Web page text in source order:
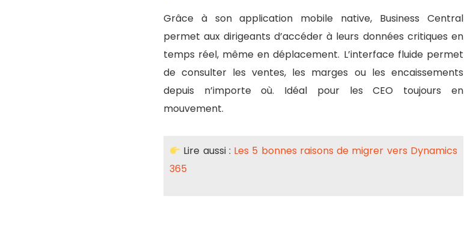
Grâce à son application mobile native, Business Central
permet aux dirigeants d’accéder à leurs données critiques en
temps réel, même en déplacement. L’interface fluide permet
de consulter les ventes, les marges ou les encaissements
depuis n’importe où. Idéal pour les CEO toujours en
mouvement.
Lire aussi : Les 5 bonnes raisons de migrer vers Dynamics
365